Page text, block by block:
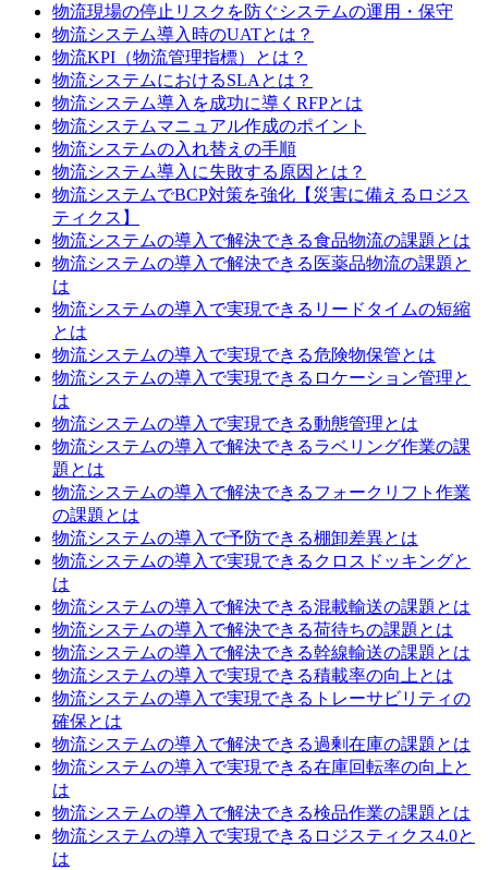
物流現場の停止リスクを防ぐシステムの運用・保守
物流システム導入時のUATとは？
物流KPI（物流管理指標）とは？
物流システムにおけるSLAとは？
物流システム導入を成功に導くRFPとは
物流システムマニュアル作成のポイント
物流システムの入れ替えの手順
物流システム導入に失敗する原因とは？
物流システムでBCP対策を強化【災害に備えるロジス
ティクス】
物流システムの導入で解決できる食品物流の課題とは
物流システムの導入で解決できる医薬品物流の課題と
は
物流システムの導入で実現できるリードタイムの短縮
とは
物流システムの導入で実現できる危険物保管とは
物流システムの導入で実現できるロケーション管理と
は
物流システムの導入で実現できる動態管理とは
物流システムの導入で解決できるラベリング作業の課
題とは
物流システムの導入で解決できるフォークリフト作業
の課題とは
物流システムの導入で予防できる棚卸差異とは
物流システムの導入で実現できるクロスドッキングと
は
物流システムの導入で解決できる混載輸送の課題とは
物流システムの導入で解決できる荷待ちの課題とは
物流システムの導入で解決できる幹線輸送の課題とは
物流システムの導入で実現できる積載率の向上とは
物流システムの導入で実現できるトレーサビリティの
確保とは
物流システムの導入で解決できる過剰在庫の課題とは
物流システムの導入で実現できる在庫回転率の向上と
は
物流システムの導入で解決できる検品作業の課題とは
物流システムの導入で実現できるロジスティクス4.0と
は